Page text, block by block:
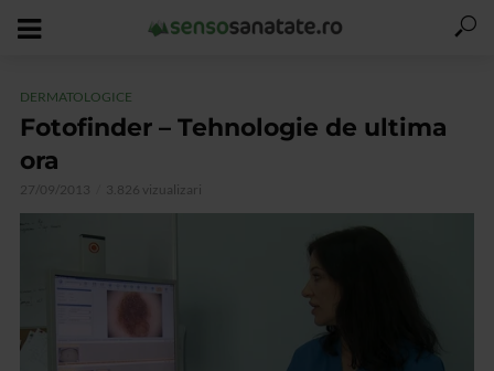
DERMATOLOGICE
Fotofinder – Tehnologie de ultima
ora
27/09/2013 3.826 vizualizari